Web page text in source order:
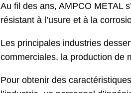
Au fil des ans, AMPCO METAL
résistant à l’usure et à la
Les principales industries
commerciales, la production de
Pour obtenir des